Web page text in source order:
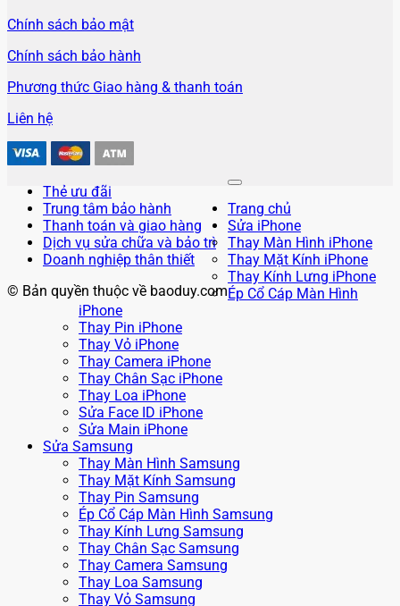
Chính sách bảo mật
Chính sách bảo hành
Phương thức Giao hàng & thanh toán
Liên hệ
Thẻ ưu đãi
Trung tâm bảo hành
Thanh toán và giao hàng
Dịch vụ sửa chữa và bảo trì
Doanh nghiệp thân thiết
© Bản quyền thuộc về baoduy.com
Trang chủ
Sửa iPhone
Thay Màn Hình iPhone
Thay Mặt Kính iPhone
Thay Kính Lưng iPhone
Ép Cổ Cáp Màn Hình
iPhone
Thay Pin iPhone
Thay Vỏ iPhone
Thay Camera iPhone
Thay Chân Sạc iPhone
Thay Loa iPhone
Sửa Face ID iPhone
Sửa Main iPhone
Sửa Samsung
Thay Màn Hình Samsung
Thay Mặt Kính Samsung
Thay Pin Samsung
Ép Cổ Cáp Màn Hình Samsung
Thay Kính Lưng Samsung
Thay Chân Sạc Samsung
Thay Camera Samsung
Thay Loa Samsung
Thay Vỏ Samsung